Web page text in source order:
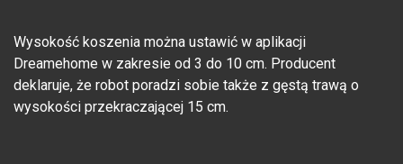
Wysokość koszenia można ustawić w aplikacji
Dreamehome w zakresie od 3 do 10 cm. Producent
deklaruje, że robot poradzi sobie także z gęstą trawą o
wysokości przekraczającej 15 cm.